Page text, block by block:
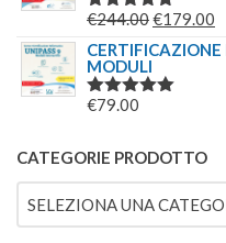
ERA:
È:
VALUTATO
€244.00IL
PREZZO
ERA:
€179.00
MODULI
VALUTATO
€79.00
CATEGORIE PRODOTTO
SELEZIONA UNA